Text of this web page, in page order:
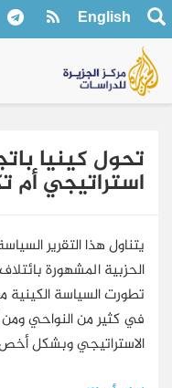
English
تحول كينيا
استراتيجي أم
يتناول هذا التقرير
تطورت السياسة الكينية
في كثير من النواحي ومن
الاستراتيجي وبشكل أخص